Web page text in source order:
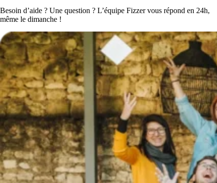
Besoin d’aide ? Une question ? L’équipe Fizzer vous répond en 24h,
même le dimanche !